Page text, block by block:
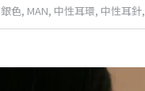
銀色, MAN, 中性耳環, 中性耳針,